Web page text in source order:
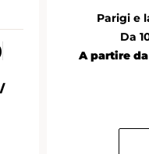
Parigi e
Da
A partire